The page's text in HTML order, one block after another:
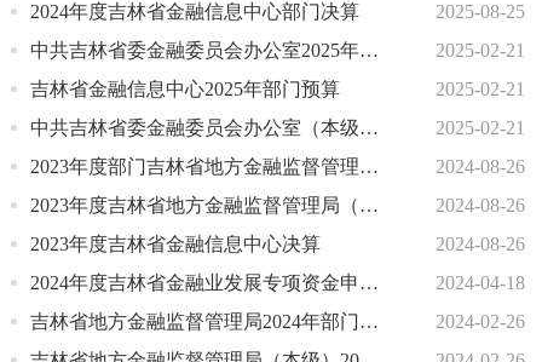
2024年度吉林省金融信息中心部门决算
2025-08-25
中共吉林省委金融委员会办公室2025年部门预算
2025-02-21
吉林省金融信息中心2025年部门预算
2025-02-21
中共吉林省委金融委员会办公室（本级） 2025年部门预算
2025-02-21
2023年度部门吉林省地方金融监督管理局部门决算
2024-08-26
2023年度吉林省地方金融监督管理局（本级）决算
2024-08-26
2023年度吉林省金融信息中心决算
2024-08-26
2024年度吉林省金融业发展专项资金申报指南
2024-04-18
吉林省地方金融监督管理局2024年部门预算
2024-02-26